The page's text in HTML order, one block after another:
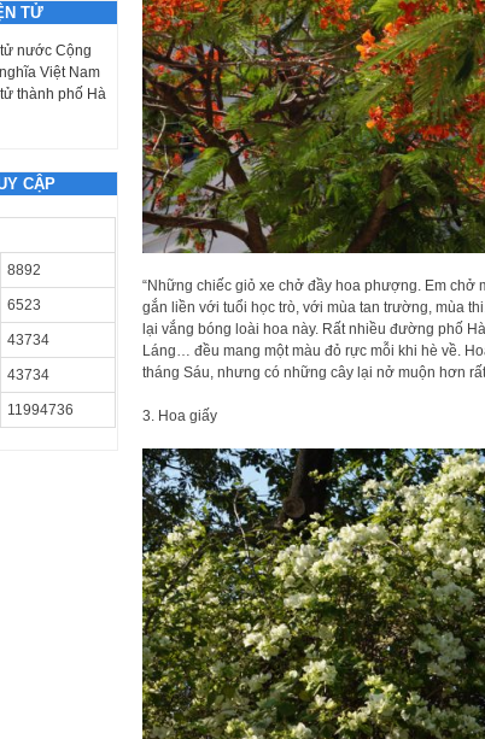
“Những chiếc giỏ xe chở đầy hoa phượng. Em
gắn liền với tuổi học trò, với mùa tan trường, mùa
lại vắng bóng loài hoa này. Rất nhiều đường phố
Láng… đều mang một màu đỏ rực mỗi khi hè về.
tháng Sáu, nhưng có những cây lại nở muộn hơn
3. Hoa giấy
TỬ
nước Cộng
Việt Nam
thành phố Hà
CẬP
8892
6523
43734
43734
11994736